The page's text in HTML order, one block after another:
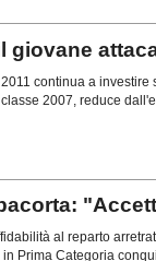
giovane
continua a
2007, reduce
al reparto
Prima Categoria